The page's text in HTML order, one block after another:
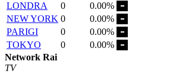
LONDRA
0
0.00%
NEW YORK 0
0.00%
PARIGI
0
0.00%
TOKYO
0
0.00%
Network Rai
TV